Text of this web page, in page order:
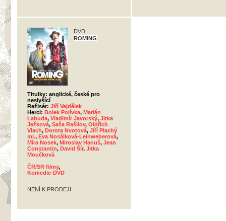
DVD
ROMING
Titulky: anglické, české pro
neslyšící
Režisér: Jiří Vejdělek
Herci: Bolek Polívka, Marián
Labuda, Vladimír Javorský, Jitka
Ježková, Saša Rašilov, Oldřich
Vlach, Dorota Nvotová, Jiří Plachý
ml., Eva Nosálková-Leinweberová,
Míra Nosek, Miroslav Hanuš, Jean
Constantin, David Šír, Jitka
Moučková
ČR/SR filmy,
Komedie-DVD
NENÍ K PRODEJI